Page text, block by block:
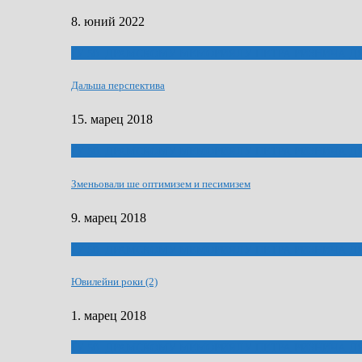
8. юний 2022
Дальша перспектива
15. марец 2018
Зменьовали ше оптимизем и песимизем
9. марец 2018
Ювилейни роки (2)
1. марец 2018